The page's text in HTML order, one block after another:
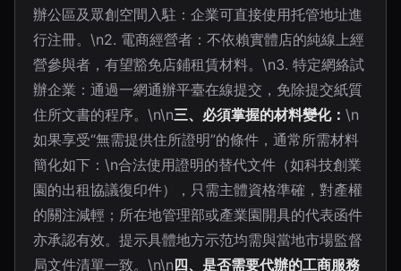
辦公區及眾創空間入駐：企業可直接使用托管地址進
行注冊。\n2. 電商經營者：不依賴實體店的純線上經
營參與者，有望豁免店鋪租賃材料。\n3. 特定網絡試
辦企業：通過一網通辦平臺在線提交，免除提交紙質
住所文書的程序。\n\n三、必須掌握的材料變化： \n
如果享受“無需提供住所證明”的條件，通常所需材料
簡化如下：\n合法使用證明的替代文件（如科技創業
園的出租協議復印件），只需主體資格準確，對產權
的關注減輕；所在地管理部或產業園開具的代表函件
亦承認有效。提示具體地方示范均需與當地市場監督
局文件清單一致。\n\n四、是否需要代辦的工商服務